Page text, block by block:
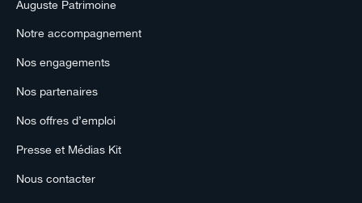
Auguste Patrimoine
Notre accompagnement
Nos engagements
Nos partenaires
Nos offres d’emploi
Presse et Médias Kit
Nous contacter